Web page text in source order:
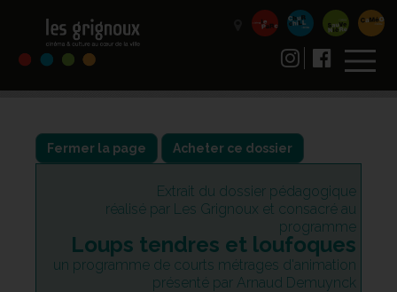
Fermer la page Acheter ce dossier
Extrait du dossier pédagogique
réalisé par Les Grignoux et consacré au
programme
Loups tendres et loufoques
un programme de courts métrages d'animation
présenté par Arnaud Demuynck